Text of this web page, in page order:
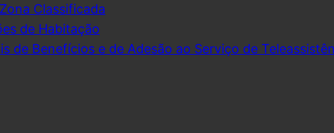
Classificada
de Habitação
de Benefícios e de Adesão ao Serviço de